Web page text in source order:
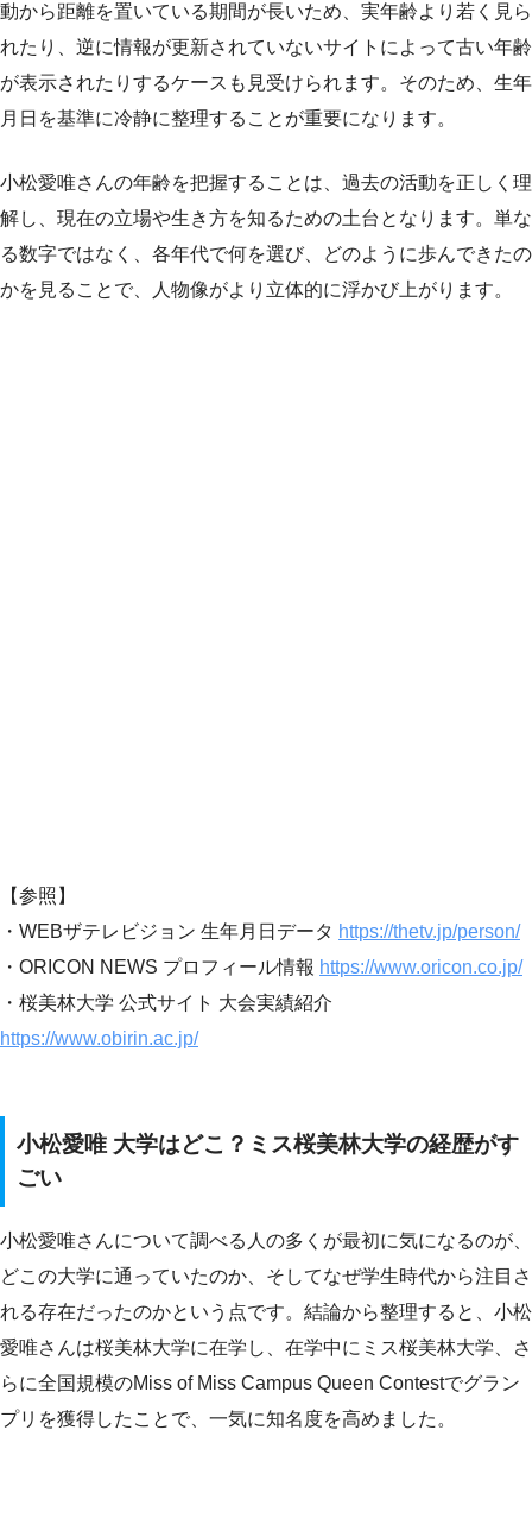
動から距離を置いている期間が長いため、実年齢より若く見ら
れたり、逆に情報が更新されていないサイトによって古い年齢
が表示されたりするケースも見受けられます。そのため、生年
月日を基準に冷静に整理することが重要になります。
小松愛唯さんの年齢を把握することは、過去の活動を正しく理
解し、現在の立場や生き方を知るための土台となります。単な
る数字ではなく、各年代で何を選び、どのように歩んできたの
かを見ることで、人物像がより立体的に浮かび上がります。
【参照】
・WEBザテレビジョン 生年月日データ https://thetv.jp/person/
・ORICON NEWS プロフィール情報 https://www.oricon.co.jp/
・桜美林大学 公式サイト 大会実績紹介
https://www.obirin.ac.jp/
小松愛唯 大学はどこ？ミス桜美林大学の経歴がす
ごい
小松愛唯さんについて調べる人の多くが最初に気になるのが、
どこの大学に通っていたのか、そしてなぜ学生時代から注目さ
れる存在だったのかという点です。結論から整理すると、小松
愛唯さんは桜美林大学に在学し、在学中にミス桜美林大学、さ
らに全国規模のMiss of Miss Campus Queen Contestでグラン
プリを獲得したことで、一気に知名度を高めました。